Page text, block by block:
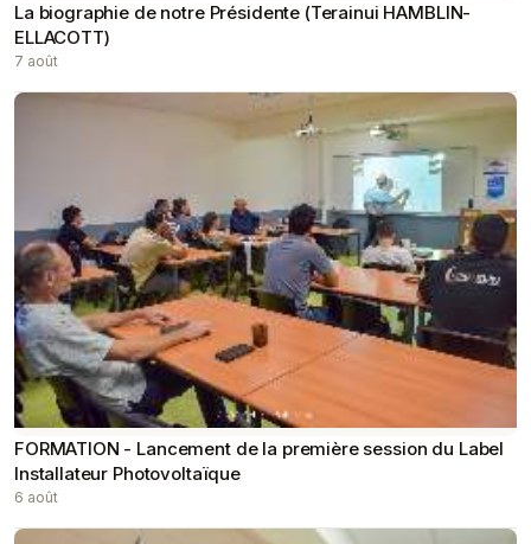
La biographie de notre Présidente (Terainui HAMBLIN-
ELLACOTT)
7 août
FORMATION - Lancement de la première session du Label
Installateur Photovoltaïque
6 août